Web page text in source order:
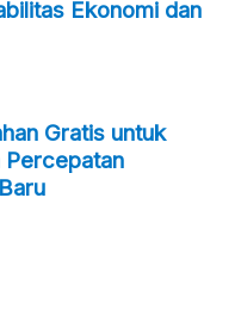
Ekonomi dan
Gratis untuk
Percepatan